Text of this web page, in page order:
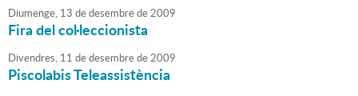
Diumenge, 13 dedesembrede2009
Fira del col·leccionista
Divendres, 11 dedesembrede2009
Piscolabis Teleassistència